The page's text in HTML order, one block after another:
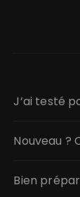
J’ai testé
Nouveau ?
Bien